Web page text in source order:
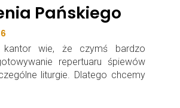
Pańskiego
wie, że czymś bardzo
repertuaru śpiewów
liturgie. Dlatego chcemy